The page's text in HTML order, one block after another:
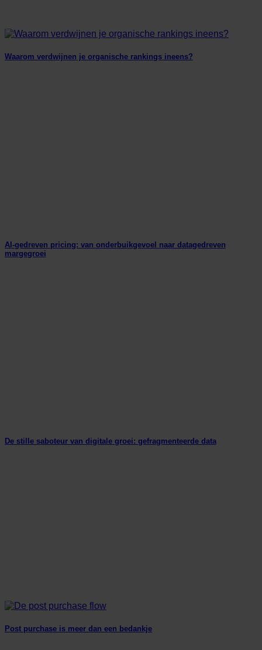
Waarom verdwijnen je organische rankings ineens?
AI-gedreven pricing: van onderbuikgevoel naar datagedreven
margegroei
De stille saboteur van digitale groei: gefragmenteerde data
Post purchase is meer dan een bedankje